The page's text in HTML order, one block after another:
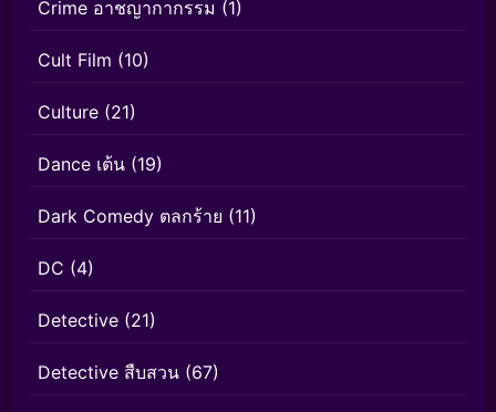
Crime อาชญากากรรม (1)
Cult Film (10)
Culture (21)
Dance เต้น (19)
Dark Comedy ตลกร้าย (11)
DC (4)
Detective (21)
Detective สืบสวน (67)